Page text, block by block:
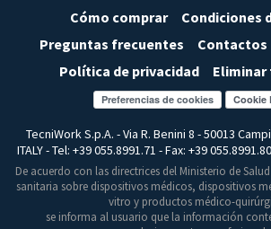
Cómo comprar
Condiciones
Preguntas frecuentes
Contactos
Política de privacidad
Eliminar
Preferencias de cookies
TecniWork S.p.A. - Via R. Benini 8 - 50013
ITALY - Tel: +39 055.8991.71 - Fax: +39
De acuerdo con las directrices del Ministerio de
sanitaria sobre dispositivos médicos, dispositivos
vitro y productos médico-
se informa al usuario que la información